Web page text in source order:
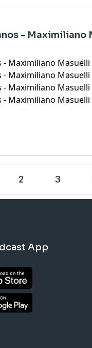
-
- Maximiliano
- Maximiliano
- Maximiliano
- Maximiliano
2 3
App